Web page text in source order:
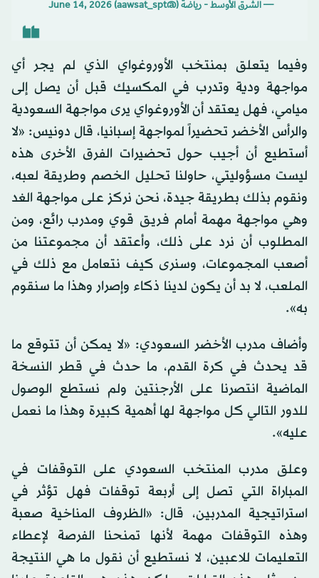
— الشرق الأوسط - رياضة (@aawsat_spt) June 14, 2026
وفيما يتعلق بمنتخب الأوروغواي الذي لم يجر أي
مواجهة ودية وتدرب في المكسيك قبل أن يصل إلى
ميامي، فهل يعتقد أن الأوروغواي يرى مواجهة السعودية
والرأس الأخضر تحضيراً لمواجهة إسبانيا، قال دونيس: «لا
أستطيع أن أجيب حول تحضيرات الفرق الأخرى هذه
ليست مسؤوليتي، حاولنا تحليل الخصم وطريقة لعبه،
ونقوم بذلك بطريقة جيدة، نحن نركز على مواجهة الغد
وهي مواجهة مهمة أمام فريق قوي ومدرب رائع، ومن
المطلوب أن نرد على ذلك، وأعتقد أن مجموعتنا من
أصعب المجموعات، وسنرى كيف نتعامل مع ذلك في
الملعب، لا بد أن يكون لدينا ذكاء وإصرار وهذا ما سنقوم
به».
وأضاف مدرب الأخضر السعودي: «لا يمكن أن تتوقع ما
قد يحدث في كرة القدم، ما حدث في قطر النسخة
الماضية انتصرنا على الأرجنتين ولم نستطع الوصول
للدور التالي كل مواجهة لها أهمية كبيرة وهذا ما نعمل
عليه».
وعلق مدرب المنتخب السعودي على التوقفات في
المباراة التي تصل إلى أربعة توقفات فهل تؤثر في
استراتيجية المدربين، قال: «الظروف المناخية صعبة
وهذه التوقفات مهمة لأنها تمنحنا الفرصة لإعطاء
التعليمات للاعبين، لا نستطيع أن نقول ما هي النتيجة